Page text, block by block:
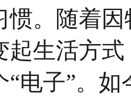
惯。随着
起生活方
“电子”。